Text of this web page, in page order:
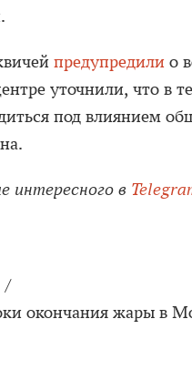
предупредили о
уточнили, что в
под влиянием
интересного в
/
окончания жары в